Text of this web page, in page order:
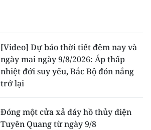
[Video] Dự báo thời tiết đêm nay và
ngày mai ngày 9/8/2026: Áp thấp
nhiệt đới suy yếu, Bắc Bộ đón nắng
trở lại
Đóng một cửa xả đáy hồ thủy điện
Tuyên Quang từ ngày 9/8